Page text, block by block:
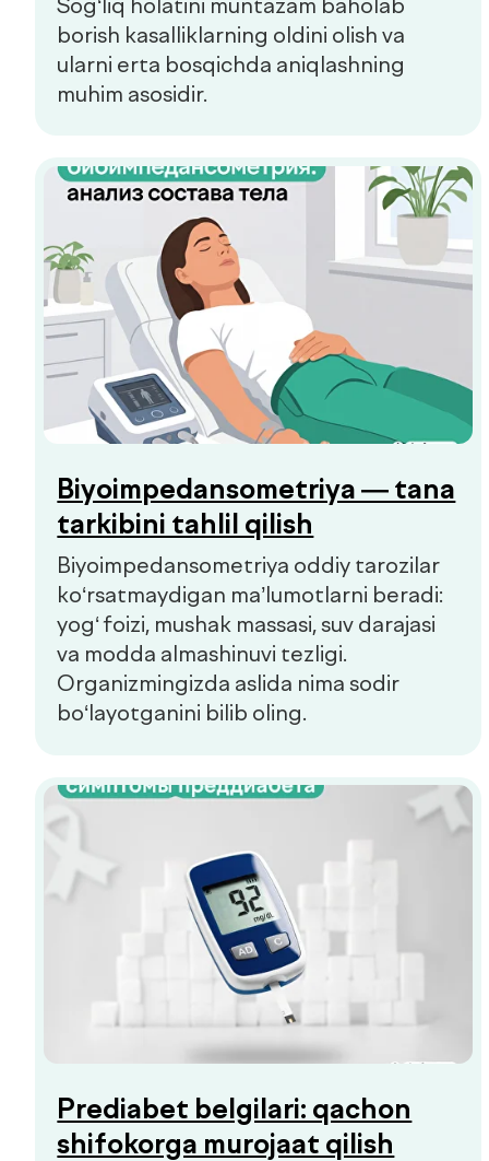
Prediabet ko‘pincha aniq belgilariz
kechadi. Kichik charchoq, energiyaning
o‘zgarishi yoki chanqoq birinchi e’tibor
berish kerak bo‘lgan signallar bo‘lishi
Qo'ng'iroqni so'rash
Bosh sahifa
Biz haqimizda
Xizmatlar
Mutaxassislar
Check-uplar
Yangiliklar
Ommaviy oferta
Sifat siyosati
+998 55 508-00-00
Tijorat takliflari
info@defactum.uz
Bolalar va kattalar klinikasi